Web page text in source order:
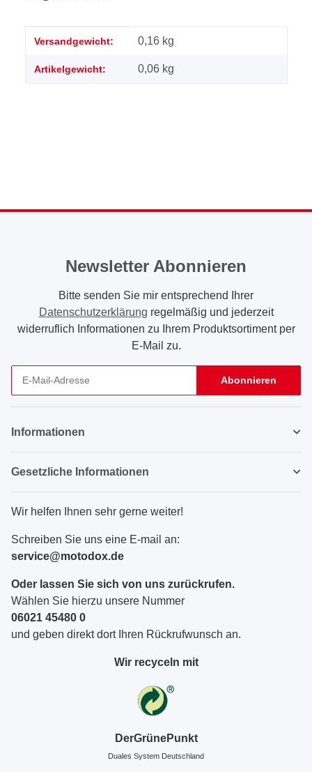
Produkteigenschaft
Wert
Versandgewicht: 0,16 kg
Artikelgewicht: 0,06 kg
Newsletter Abonnieren
Bitte senden Sie mir entsprechend Ihrer
Datenschutzerklärung regelmäßig und jederzeit
widerruflich Informationen zu Ihrem Produktsortiment per
E-Mail zu.
Abonnieren
Informationen
Gesetzliche Informationen
Wir helfen Ihnen sehr gerne weiter!
Schreiben Sie uns eine E-mail an:
service@motodox.de
Oder lassen Sie sich von uns zurückrufen.
Wählen Sie hierzu unsere Nummer
06021 45480 0
und geben direkt dort Ihren Rückrufwunsch an.
Wir recyceln mit
DerGrünePunkt
Duales System Deutschland